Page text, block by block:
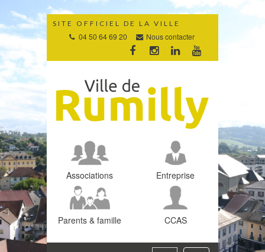
Gestion des traceurs
SITE OFFICIEL DE LA VILLE
04 50 64 69 20 Nous contacter
Lien
vers
compte
Facebook
Lien
vers
compte
Instagram
Lien
vers
compte
Linkedin
vers
Youtube
Associations Entreprise
Parents & famille CCAS